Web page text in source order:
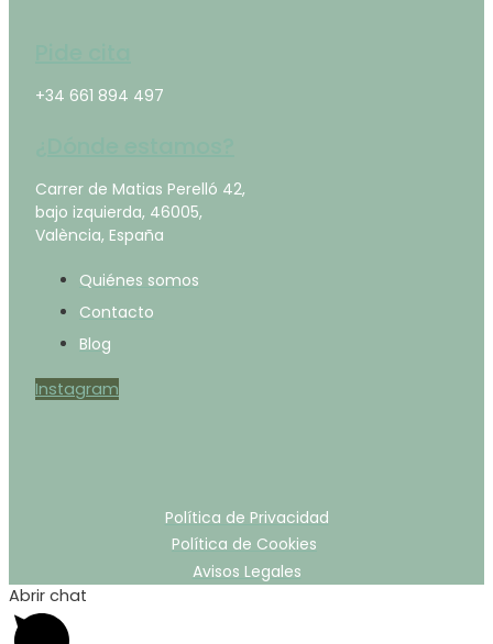
+34 661 894 497
Carrer de Matias Perelló 42,
bajo izquierda, 46005,
València, España
Quiénes somos
Contacto
Blog
Instagram
Política de Privacidad
Política de Cookies
Avisos Legales
Abrir chat